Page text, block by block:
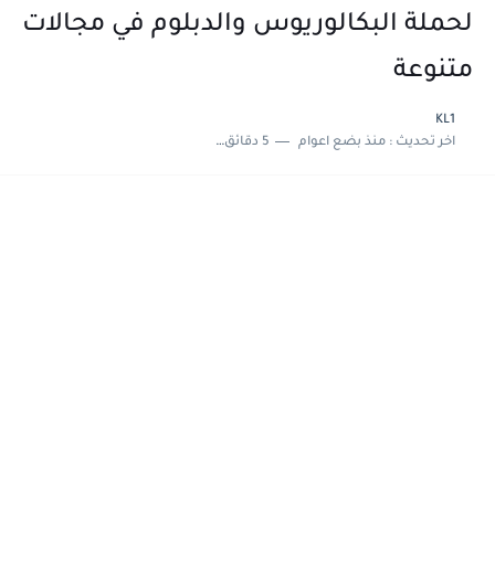
لحملة البكالوريوس والدبلوم في مجالات
متنوعة
KL1
اخر تحديث :منذ بضع اعوام 5 دقائق للقراءة